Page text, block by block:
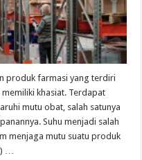
produk farmasi yang terdiri
khasiat. Terdapat
mutu obat, salah satunya
Suhu menjadi salah
menjaga mutu suatu produk
…